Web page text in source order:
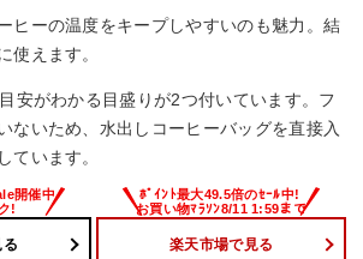
ヒーの温度をキープしやすいのも魅力。結
使えます。
安がわかる目盛りが2つ付いています。フ
ないため、水出しコーヒーバッグを直接入
ています。
楽天市場で見る